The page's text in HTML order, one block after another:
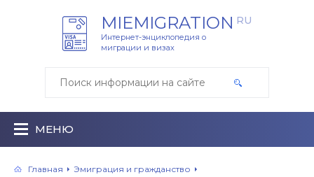
MIEMIGRATION RU
Интернет-энциклопедия о
миграции и визах
МЕНЮ
Главная
Эмиграция и гражданство